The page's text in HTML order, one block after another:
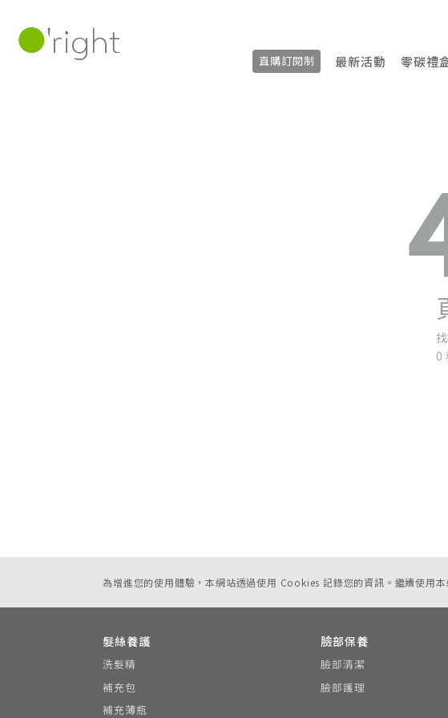
直購訂閱制 最新活動 零碳禮
0
為增進您的使用體驗，本網站透過使用 Cookies 記錄您的資訊。繼續使用
髮絲養護
洗髮精
補充包
補充薄瓶
臉部保養
臉部清潔
臉部護理